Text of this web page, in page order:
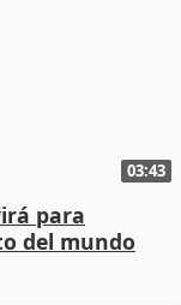
03:43
para
del mundo